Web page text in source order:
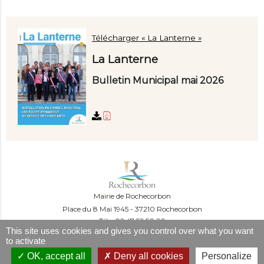
Télécharger « La Lanterne »
La Lanterne
Bulletin Municipal mai 2026
Mairie de Rochecorbon
Place du 8 Mai 1945
37210 Rochecorbon
Tél. : 02 47 52 50 20
Du lundi au mercredi :
Le jeudi :
This site uses cookies and gives you control over what you want
to activate
OK, accept all
Deny all cookies Personalize